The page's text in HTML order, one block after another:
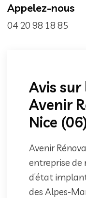
Appelez-nous
04 20 98 18 85
Avis sur
Avenir
Nice
Avenir
entreprise de
d’état
des Alpes-